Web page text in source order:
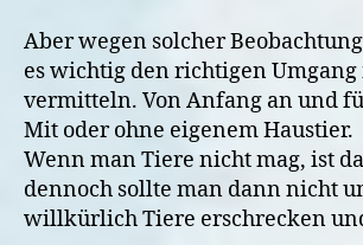
Aber wegen solcher
es wichtig den richtigen
vermitteln. Von Anfang an und
Mit oder ohne eigenem Haustier.
Wenn man Tiere nicht mag, ist
dennoch sollte man dann nicht
willkürlich Tiere erschrecken